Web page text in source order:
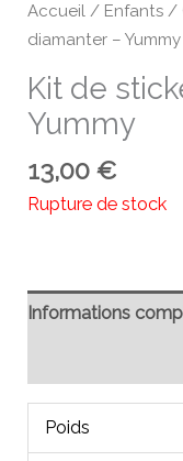
Accueil / Enfants /
diamanter – Yummy
Kit de
Yummy
13,00€
Rupture de stock
Informations
Poids